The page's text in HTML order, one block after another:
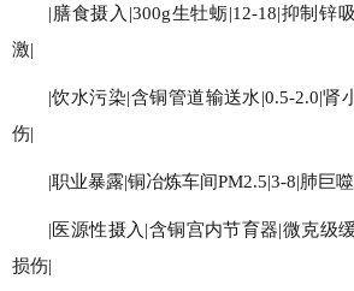
|膳食摄入|300g生牡蛎|12-18|抑制锌
激|
|饮水污染|含铜管道输送水|0.5-2.0|肾
伤|
|职业暴露|铜冶炼车间PM2.5|3-8|肺巨
|医源性摄入|含铜宫内节育器|微克级
损伤|